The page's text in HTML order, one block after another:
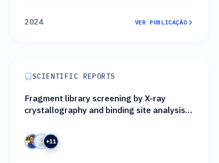
2024
VER PUBLICAÇÃO
SCIENTIFIC REPORTS
Fragment library screening by X-ray
crystallography and binding site analysis
Schistosoma mansoni
+11